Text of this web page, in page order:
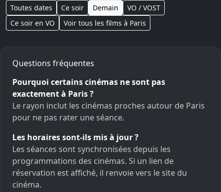
Toutes dates Ce soir Demain
VO / VOST
Ce soir en VO
Voir tous les films à Paris
Questions fréquentes
Pourquoi certains cinémas ne sont pas
exactement à Paris ?
Le rayon inclut les cinémas proches autour de Paris
pour ne pas rater une séance.
Les horaires sont-ils mis à jour ?
Les séances sont synchronisées depuis les
programmations des cinémas. Si un lien de
réservation est affiché, il renvoie vers le site du
cinéma.